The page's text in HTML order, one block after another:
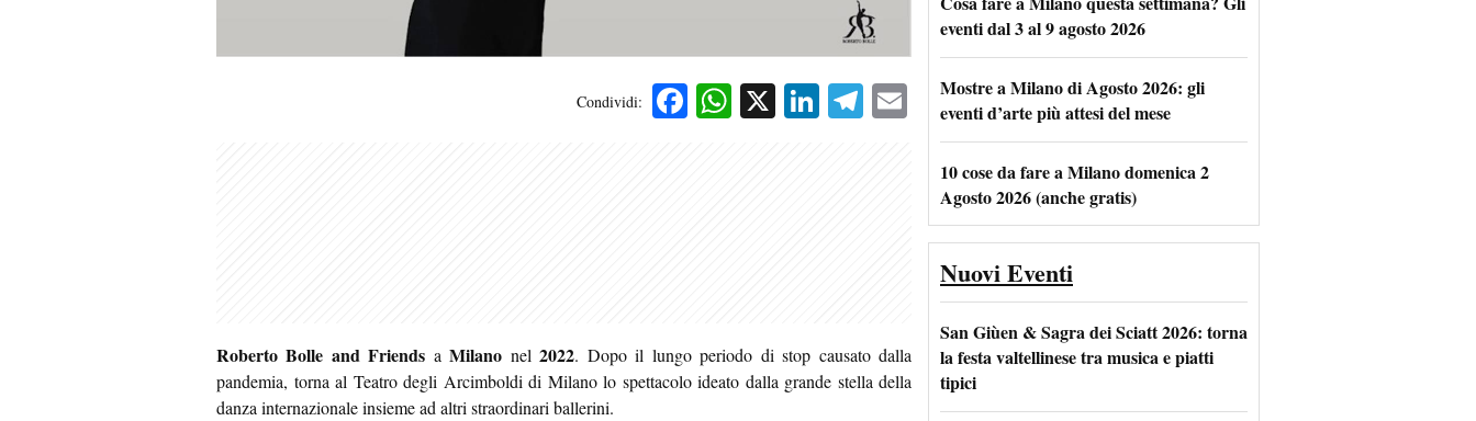
Condividi: Facebook
WhatsApp
X LinkedIn
Telegram
Email
Roberto Bolle and Friends aMilano nel2022. Dopo il lungo periodo di stop causato dalla
pandemia, torna al Teatro degli Arcimboldi di Milano lo spettacolo ideato dalla grande stella della
danza internazionale insieme ad altri straordinari ballerini.
eventi dal 3 al 9 agosto 2026
Mostre a Milano di Agosto 2026: gli
eventi d’arte più attesi del mese
10 cose da fare a Milano domenica 2
Agosto 2026 (anche gratis)
Nuovi Eventi
San Giùen & Sagra dei Sciatt 2026: torna
la festa valtellinese tra musica e piatti
tipici